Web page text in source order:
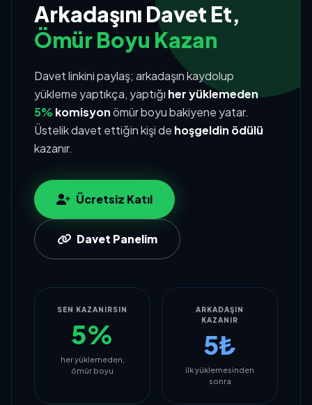
Arkadaşını Davet Et,
Ömür Boyu Kazan
Davet linkini paylaş; arkadaşın kaydolup
yükleme yaptıkça, yaptığı her yüklemeden
5% komisyonömür boyu bakiyene yatar.
Üstelik davet ettiğin kişi de hoşgeldin ödülü
kazanır.
Ücretsiz Katıl
Davet Panelim
SEN KAZANIRSIN
5%
her yüklemeden,
ömür boyu
ARKADAŞIN
KAZANIR
5₺
ilk yüklemesinden
sonra